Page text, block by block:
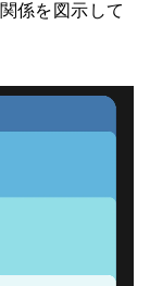
係を図示して